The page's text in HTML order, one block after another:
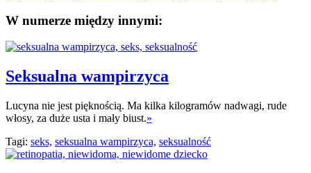
W numerze między innymi:
Seksualna wampirzyca
Lucyna nie jest pięknością. Ma kilka kilogramów nadwagi, rude
włosy, za duże usta i mały biust.»
Tagi: seks, seksualna wampirzyca, seksualność